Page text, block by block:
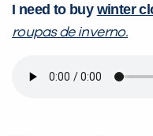
I need to buy winter
roupas de inverno.